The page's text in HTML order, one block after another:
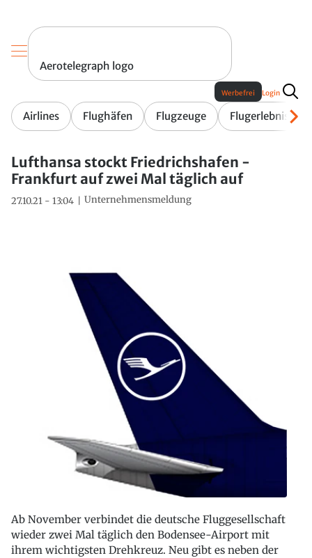
Aerotelegraph logo
Airlines Flughäfen Flugzeuge Flugerlebnis
Werbefrei Login
Lufthansa stockt Friedrichshafen -
Frankfurt auf zwei Mal täglich auf
27.10.21 - 13:04 Unternehmensmeldung
Ab November verbindet die deutsche Fluggesellschaft
wieder zwei Mal täglich den Bodensee-Airport mit
ihrem wichtigsten Drehkreuz. Neu gibt es neben der